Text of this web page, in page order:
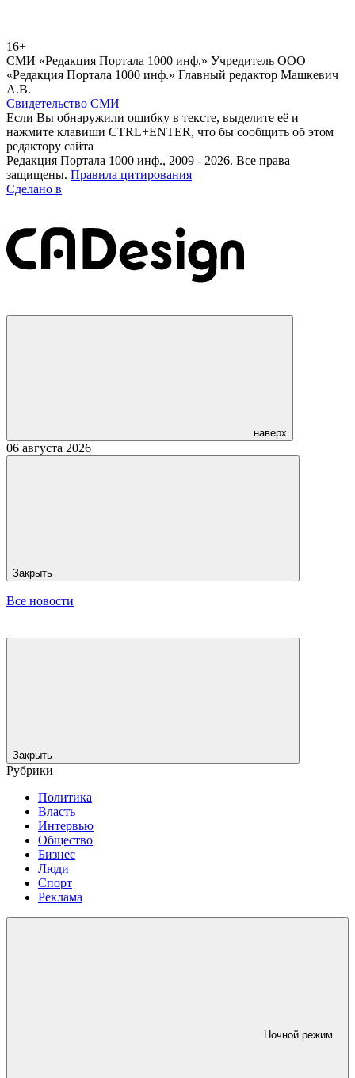
16+
СМИ «Редакция Портала 1000 инф.» Учредитель ООО
«Редакция Портала 1000 инф.» Главный редактор Машкевич
А.В.
Свидетельство СМИ
Если Вы обнаружили ошибку в тексте, выделите её и
нажмите клавиши CTRL+ENTER, что бы сообщить об этом
редактору сайта
Редакция Портала 1000 инф., 2009 - 2026. Все права
защищены. Правила цитирования
Сделано в
наверх
06 августа 2026
Закрыть
Все новости
Закрыть
Рубрики
Политика
Власть
Интервью
Общество
Бизнес
Люди
Спорт
Реклама
Ночной режим